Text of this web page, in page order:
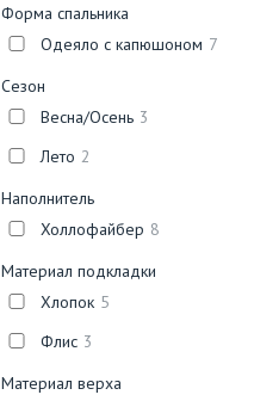
Форма спальника
Одеяло с капюшоном 7
Сезон
Весна/Осень 3
Лето 2
Наполнитель
Холлофайбер 8
Материал подкладки
Хлопок 5
Флис 3
Материал верха